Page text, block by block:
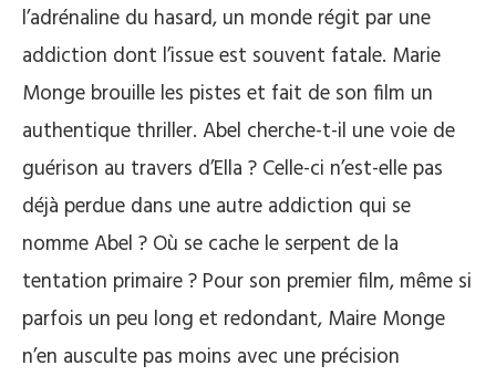
l’adrénaline du hasard, un monde régit par une
addiction dont l’issue est souvent fatale. Marie
Monge brouille les pistes et fait de son film un
authentique thriller. Abel cherche-t-il une voie de
guérison au travers d’Ella ? Celle-ci n’est-elle pas
déjà perdue dans une autre addiction qui se
nomme Abel ? Où se cache le serpent de la
tentation primaire ? Pour son premier film, même si
parfois un peu long et redondant, Maire Monge
n’en ausculte pas moins avec une précision